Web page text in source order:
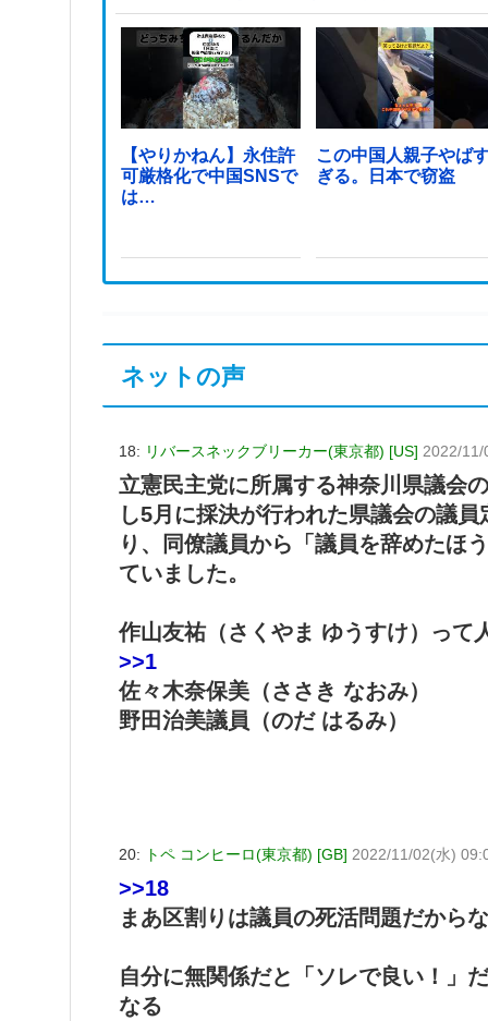
【やりかねん】永住許
可厳格化で中国SNSで
は…
この中国人親子やば
ぎる。日本で窃盗
ネットの声
18: リバースネックブリーカー(東京都) [US] 2022/11/
立憲民主党に所属する神奈川県議会
し5月に採決が行われた県議会の議
り、同僚議員から「議員を辞めたほ
ていました。
作山友祐（さくやま ゆうすけ）って
>>1
佐々木奈保美（ささき なおみ）
野田治美議員（のだ はるみ）
20: トペ コンヒーロ(東京都) [GB] 2022/11/02(水)
>>18
まあ区割りは議員の死活問題だからな
自分に無関係だと「ソレで良い！」
なる